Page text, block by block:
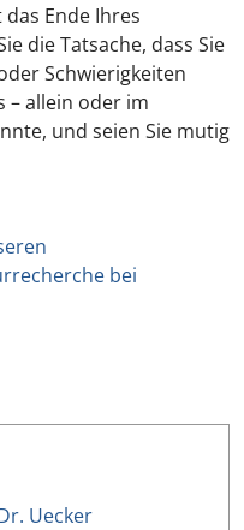
Ende Ihres
die Tatsache, dass Sie
Schwierigkeiten
– allein oder im
und seien Sie mutig
bei
Uecker